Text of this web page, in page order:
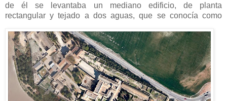
de él se levantaba un mediano edificio, de planta
rectangular y tejado a dos aguas, que se conocía como